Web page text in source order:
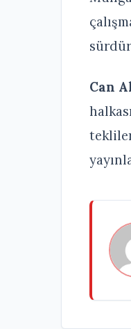
Can